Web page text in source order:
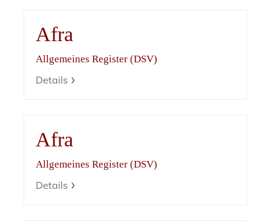
Afra
Allgemeines Register (DSV)
Details
Afra
Allgemeines Register (DSV)
Details